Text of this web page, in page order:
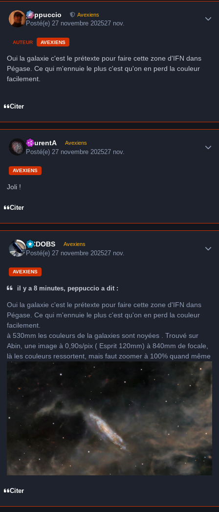
peppuccio Avexiens
Posté(e)27 novembre 202527 nov.
AUTEUR AVEXIENS
Oui la galaxie c'est le prétexte pour faire cette zone d'IFN dans
Pégase. Ce qui m'ennuie le plus c'est qu'on en perd la couleur
facilement.
Citer
LaurentA Avexiens
Posté(e)27 novembre 202527 nov.
AVEXIENS
Joli !
Citer
CCDOBS Avexiens
Posté(e) 27 novembre 202527 nov.
AVEXIENS
il y a 8 minutes, peppuccio a dit :
Oui la galaxie c'est le prétexte pour faire cette zone d'IFN dans
Pégase. Ce qui m'ennuie le plus c'est qu'on en perd la couleur
facilement.
à 530mm les couleurs de la galaxies sont noyées . Trouvé sur
Abin, une image à 0,90s/pix ( Esprit 120mm) à 840mm de focale,
là les couleurs ressortent, mais faut zoomer à 100% quand même
Citer